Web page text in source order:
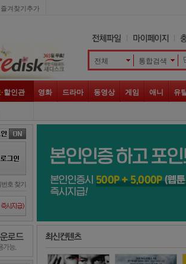
즐겨찾기추가
전체 통합검색
할인관 영화 드라마 동영상 게임 애니 유
번호 찾기